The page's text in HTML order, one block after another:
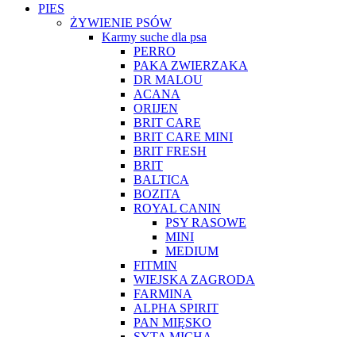
PIES
ŻYWIENIE PSÓW
Karmy suche dla psa
PERRO
PAKA ZWIERZAKA
DR MALOU
ACANA
ORIJEN
BRIT CARE
BRIT CARE MINI
BRIT FRESH
BRIT
BALTICA
BOZITA
ROYAL CANIN
PSY RASOWE
MINI
MEDIUM
FITMIN
WIEJSKA ZAGRODA
FARMINA
ALPHA SPIRIT
PAN MIĘSKO